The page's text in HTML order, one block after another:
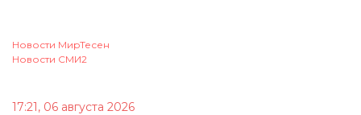
Новости МирТесен
Новости СМИ2
17:21, 06 августа 2026